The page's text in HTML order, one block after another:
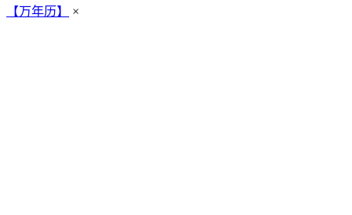
【万年历】
×